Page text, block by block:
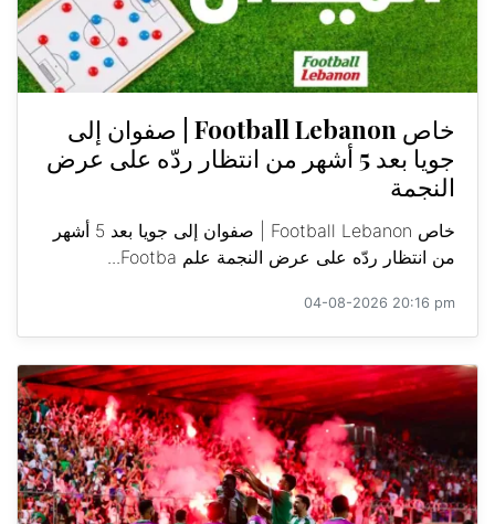
خاص Football Lebanon | صفوان إلى
جويا بعد 5 أشهر من انتظار ردّه على عرض
النجمة
خاص Football Lebanon | صفوان إلى جويا بعد 5 أشهر
من انتظار ردّه على عرض النجمة علم Footba...
04-08-2026 20:16 pm